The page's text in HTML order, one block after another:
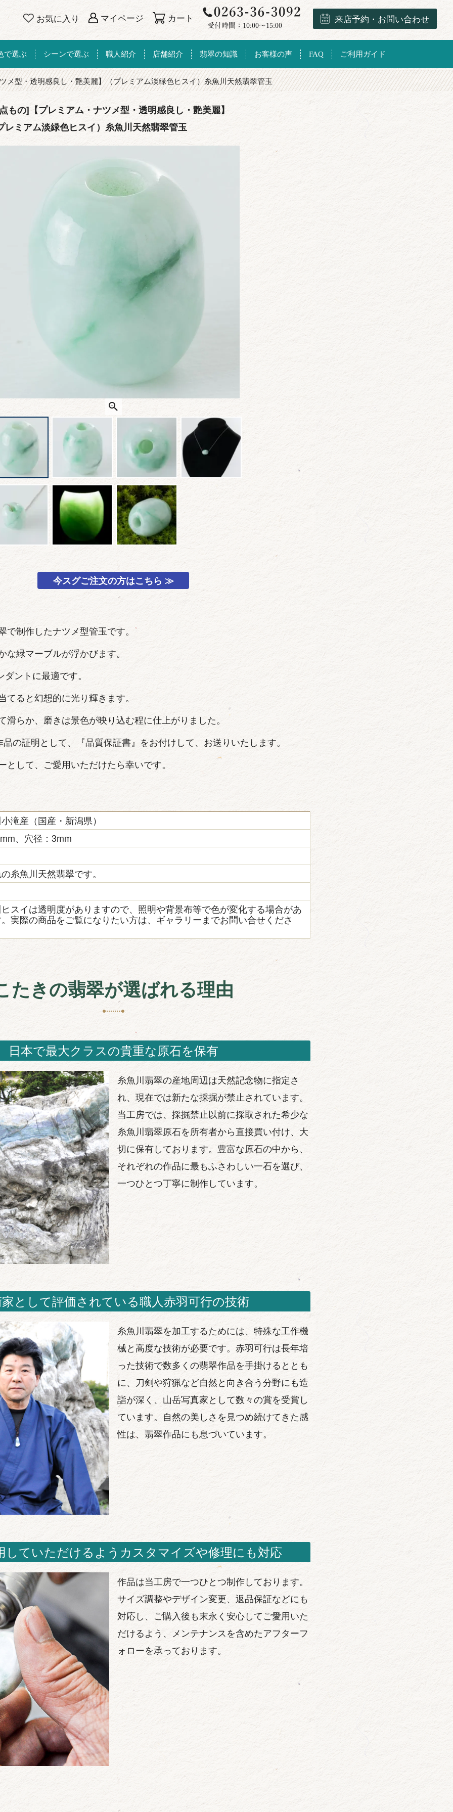
お気に入り マイページ カート 来店予約・お問い合わせ
で選ぶ シーンで選ぶ 職人紹介 店舗紹介 翡翠の知識 お客様の声 FAQ ご利用ガイド
メ型・透明感良し・艶美麗】（プレミアム淡緑色ヒスイ）糸魚川天然翡翠管玉
もの]【プレミアム・ナツメ型・透明感良し・艶美麗】
レミアム淡緑色ヒスイ）糸魚川天然翡翠管玉
今スグご注文の方はこちら ≫
で制作したナツメ型管玉です。
な緑マーブルが浮かびます。
ントに最適です。
てると幻想的に光り輝きます。
滑らか、磨きは景色が映り込む程に仕上がりました。
の証明として、『品質保証書』をお付けして、お送りいたします。
として、ご愛用いただけたら幸いです。
滝産（国産・新潟県）
、穴径：3mm
糸魚川天然翡翠です。
スイは透明度がありますので、照明や背景布等で色が変化する場合があ
実際の商品をご覧になりたい方は、ギャラリーまでお問い合せくださ
たきの翡翠が選ばれる理由
日本で最大クラスの貴重な原石を保有
糸魚川翡翠の産地周辺は天然記念物に指定さ
れ、現在では新たな採掘が禁止されています。
当工房では、採掘禁止以前に採取された希少な
糸魚川翡翠原石を所有者から直接買い付け、大
切に保有しております。豊富な原石の中から、
それぞれの作品に最もふさわしい一石を選び、
一つひとつ丁寧に制作しています。
として評価されている職人赤羽可行の技術
糸魚川翡翠を加工するためには、特殊な工作機
械と高度な技術が必要です。赤羽可行は長年培
った技術で数多くの翡翠作品を手掛けるととも
に、刀剣や狩猟など自然と向き合う分野にも造
詣が深く、山岳写真家として数々の賞を受賞し
ています。自然の美しさを見つめ続けてきた感
性は、翡翠作品にも息づいています。
していただけるようカスタマイズや修理にも対応
作品は当工房で一つひとつ制作しております。
サイズ調整やデザイン変更、返品保証などにも
対応し、ご購入後も末永く安心してご愛用いた
だけるよう、メンテナンスを含めたアフターフ
ォローを承っております。